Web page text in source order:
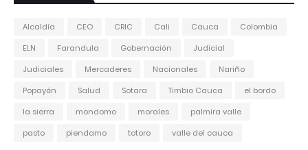
Alcaldía CEO CRIC Cali Cauca
Colombia
ELN
Farandula Gobernación
Judicial
Judiciales
Mercaderes Nacionales
Nariño
Popayán
Salud Sotara Timbio Cauca
el bordo
la sierra
mondomo morales
palmira valle
pasto
piendamo totoro valle del cauca